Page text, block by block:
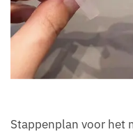
Stappenplan voor het